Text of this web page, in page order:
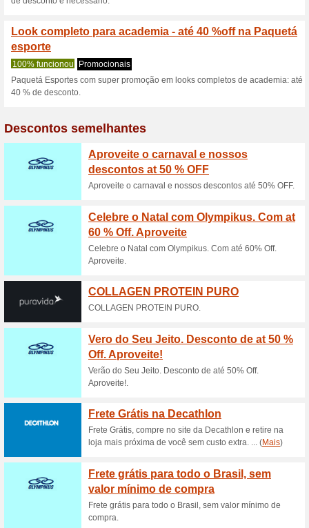
Descontos e
Cupom Paquetá
selecionados
100% funcionou
Ganhe 20 % de desconto e
seu cupom Paquetá Esportes.
Cupom Paquetá
100% funcionou
Aproveite as ofertas no site
Esportes para ter o desconto.